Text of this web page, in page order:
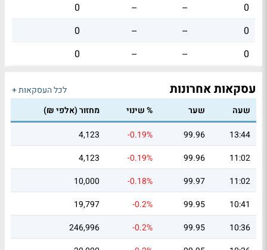
0
--
--
0
0
--
--
0
0
--
--
0
עסקאות אחרונות
לכל העסקאות +
שעה
שער % שינוי
מחזור (אלפי ₪)
13:44
99.96
-0.19%
4,123
11:02
99.96
-0.19%
4,123
11:02
99.97
-0.18%
10,000
10:41
99.95
-0.2%
19,797
10:36
99.95
-0.2%
246,996